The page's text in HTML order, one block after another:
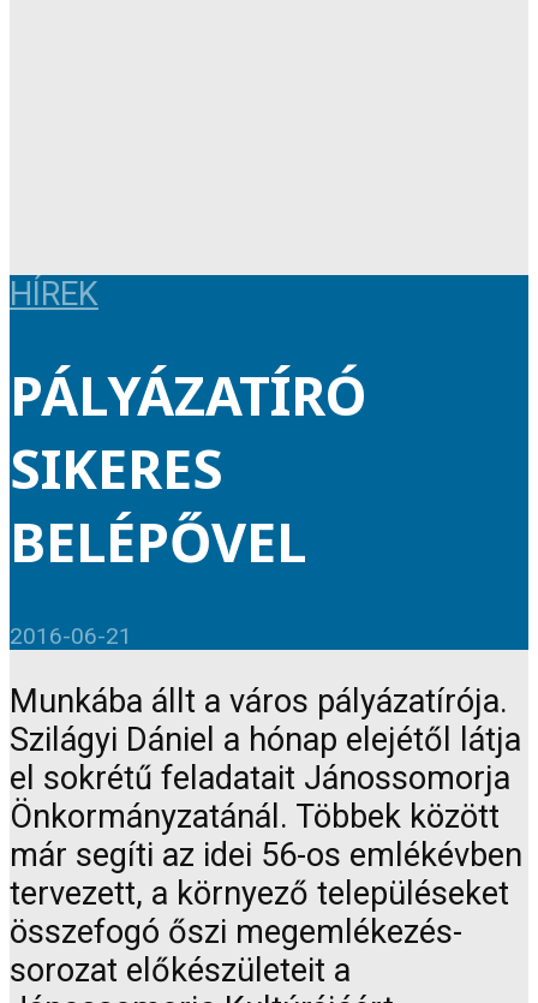
HÍREK
PÁLYÁZATÍRÓ
SIKERES
BELÉPŐVEL
2016-06-21
Munkába állt a város pályázatírója.
Szilágyi Dániel a hónap elejétől látja
el sokrétű feladatait Jánossomorja
Önkormányzatánál. Többek között
már segíti az idei 56-os emlékévben
tervezett, a környező településeket
összefogó őszi megemlékezés-
sorozat előkészületeit a